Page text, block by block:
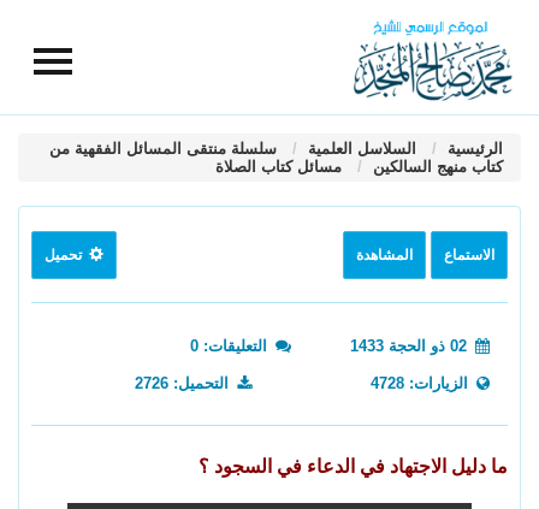
الرئيسية السلاسل العلمية
سلسلة منتقى المسائل الفقهية من
كتاب منهج السالكين
مسائل كتاب الصلاة
الاستماع المشاهدة تحميل
التعليقات: 0
الزيارات: 4728 التحميل: 2726
ما دليل الاجتهاد في الدعاء في السجود ؟